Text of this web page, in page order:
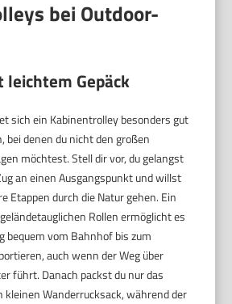
bei Outdoor-
Gepäck
sich ein Kabinentrolley besonders gut
bei denen du nicht den großen
möchtest. Stell dir vor, du gelangst
an einen Ausgangspunkt und willst
Etappen durch die Natur gehen. Ein
Rollen ermöglicht es
bequem vom Bahnhof bis zum
auch wenn der Weg über
führt. Danach packst du nur das
kleinen Wanderrucksack, während der